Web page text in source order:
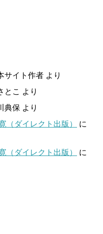
サイト作者 より
とこ より
典保 より
（ダイレクト出版）
に
（ダイレクト出版）
に